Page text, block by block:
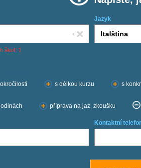
Jazyk
škol: 1
s délkou kurzu s
příprava na jaz. zkoušku
Kontaktní